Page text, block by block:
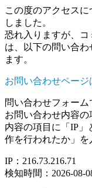
この度のアクセス
しました。
恐れ入りますが、
は、以下の問い合
ます。
お問い合わせペー
問い合わせフォー
お問い合わせ内容
内容の項目に「IP
作を行われたか」を
IP：216.73.216.71
検知時間：2026-08-